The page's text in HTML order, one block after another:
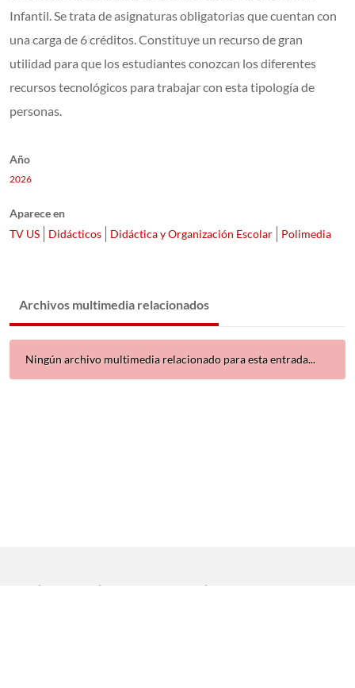
Infantil. Se trata de asignaturas obligatorias que cuentan con
una carga de 6 créditos. Constituye un recurso de gran
utilidad para que los estudiantes conozcan los diferentes
recursos tecnológicos para trabajar con esta tipología de
personas.
Año
2026
Aparece en
TV US
Didácticos Didáctica y Organización Escolar Polimedia
Archivos multimedia relacionados
Ningún archivo multimedia relacionado para esta entrada...
| | |